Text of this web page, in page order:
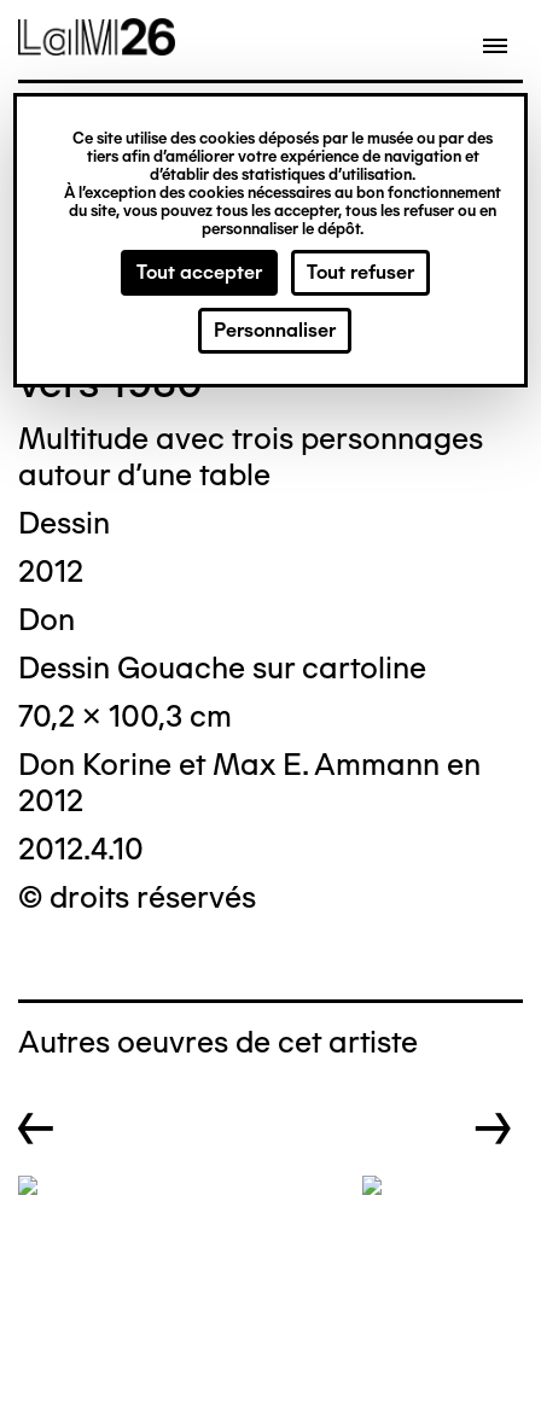
Gestion des cookies
Ce site utilise des cookies déposés par le musée ou par des
tiers afin d’améliorer votre expérience de navigation et
d’établir des statistiques d’utilisation.
À l’exception des cookies nécessaires au bon fonctionnement
du site, vous pouvez tous les accepter, tous les refuser ou en
personnaliser le dépôt.
Tout accepter Tout refuser
Personnaliser
contenu
© Crédit photo : Michel Bourguet
Otto GILLI
vers 1980
Multitude avec trois personnages
autour d'une table
Dessin
2012
Don
Dessin Gouache sur cartoline
70,2 x 100,3 cm
Don Korine et Max E. Ammann en
2012
2012.4.10
© droits réservés
Autres oeuvres de cet artiste
← →